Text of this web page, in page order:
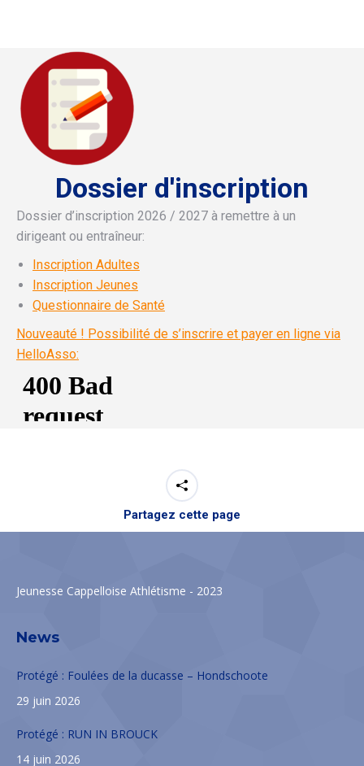
Dossier d'inscription
Dossier d’inscription 2026 / 2027 à remettre à un
dirigeant ou entraîneur:
Inscription Adultes
Inscription Jeunes
Questionnaire de Santé
Nouveauté ! Possibilité de s’inscrire et payer en ligne via
HelloAsso:
Partagez cette page
Jeunesse Cappelloise Athlétisme - 2023
News
Protégé : Foulées de la ducasse – Hondschoote
29 juin 2026
Protégé : RUN IN BROUCK
14 juin 2026